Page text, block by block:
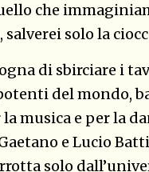
che
solo la
di sbirciare i
del mondo,
musica e per la
e Lucio
solo